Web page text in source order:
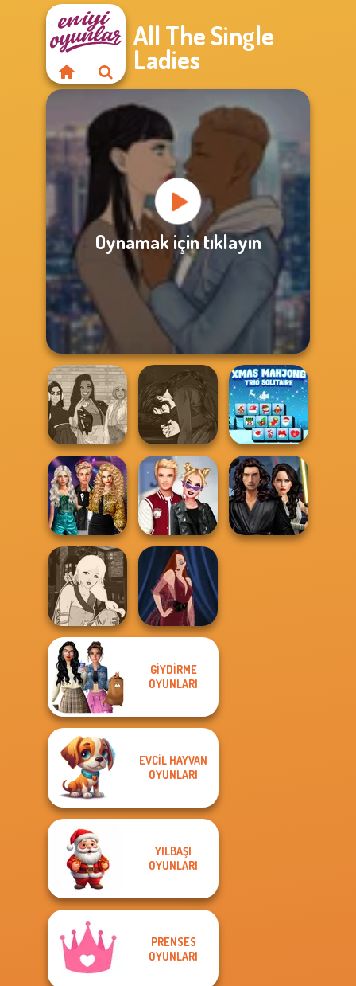
All The Single
Ladies
Oynamak için tıklayın
The Fly Squad:
#squadgoals
Manga Creator
Vampire Hunter
P...
Xmas Mahjong
Trio Solitaire
Party Crashers
Ex-Boyfriend
Ed...
Kiss, Marry, Hate
Challenge
Manga Creator -
Fantasy World...
GIYDIRME
OYUNLARI
EVCIL HAYVAN
OYUNLARI
YILBAŞI
OYUNLARI
PRENSES
OYUNLARI